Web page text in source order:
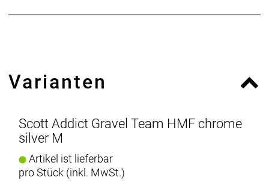
Varianten
Scott Addict Gravel Team HMF chrome
silver M
Artikel ist lieferbar
pro Stück (inkl. MwSt.)